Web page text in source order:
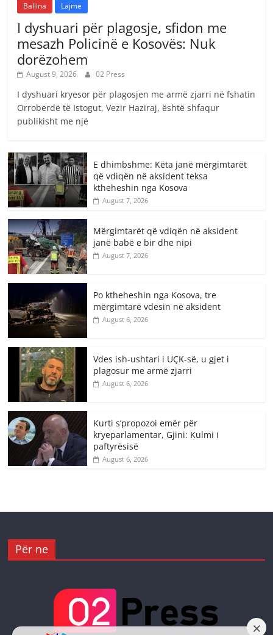
Ballina Lajme
I dyshuari për plagosje, sfidon me
mesazh Policinë e Kosovës: Nuk
dorëzohem
August 9, 2026 02 Press
I dyshuari kryesor për plagosjen me armë zjarri në fshatin
Orroberdë të Istogut, Vezir Haziraj, është shfaqur
publikisht me një
E dhimbshme: Këta janë mërgimtarët
që vdiqën në aksident teksa
ktheheshin nga Kosova
August 7, 2026
Mërgimtarët që vdiqën në aksident
janë babë e bir dhe nipi
August 7, 2026
Po ktheheshin nga Kosova, tre
mërgimtarë vdesin në aksident
August 6, 2026
Vdes ish-ushtari i UÇK-së, u gjet i
plagosur me armë zjarri
August 6, 2026
Kurti s’propozoi emër për
kryeparlamentar, Gjini: Kulmi i
paftyrësisë
August 6, 2026
Për ne